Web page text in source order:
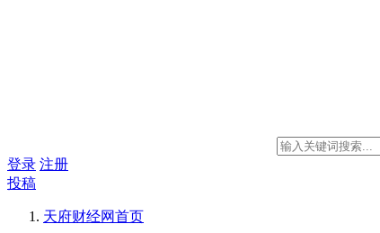
登录 注册
投稿
天府财经网首页